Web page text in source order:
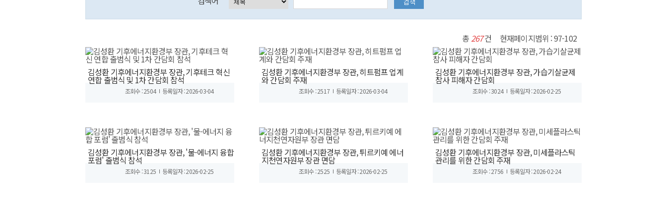
총267건 현재페이지범위 : 97-102
김성환 기후에너지환경부 장관, 기후테크 혁신
연합 출범식 및 1차 간담회 참석
조회수 : 2504 등록일자 : 2026-03-04
김성환 기후에너지환경부 장관, 히트펌프 업계
와 간담회 주재
조회수 : 2517 등록일자 : 2026-03-04
김성환 기후에너지환경부 장관, 가습기살균제
참사 피해자 간담회
조회수 : 3024 등록일자 : 2026-02-25
김성환 기후에너지환경부 장관, '물-에너지 융합
포럼' 출범식 참석
조회수 : 3125 등록일자 : 2026-02-25
김성환 기후에너지환경부 장관, 튀르키예 에너
지천연자원부 장관 면담
조회수 : 2525 등록일자 : 2026-02-25
김성환 기후에너지환경부 장관, 미세플라스틱
관리를 위한 간담회 주재
조회수 : 2756 등록일자 : 2026-02-24